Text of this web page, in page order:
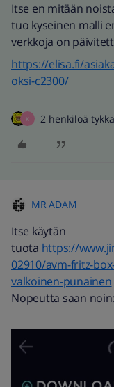
Itse en mitään
tuo kyseinen malli
verkkoja on
https://elisa.fi/
oksi-c2300/
K 2 henkilöä
MR ADAM
Itse käytän
tuota https://
02910/avm-fritz-
valkoinen-punainen
Nopeutta saan noin: